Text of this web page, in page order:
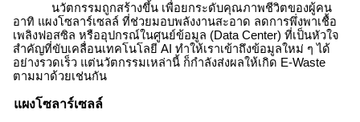
นวัตกรรมถูกสร้างขึ้น เพื่อยกระดับคุณภาพชีวิตของผู้คน
อาทิ แผงโซลาร์เซลล์ ที่ช่วยมอบพลังงานสะอาด ลดการพึ่งพาเชื้อ
เพลิงฟอสซิล หรืออุปกรณ์ในศูนย์ข้อมูล (Data Center) ที่เป็นหัวใจ
สำคัญที่ขับเคลื่อนเทคโนโลยี AI ทำให้เราเข้าถึงข้อมูลใหม่ ๆ ได้
อย่างรวดเร็ว แต่นวัตกรรมเหล่านี้ ก็กำลังส่งผลให้เกิด E-Waste
ตามมาด้วยเช่นกัน
แผงโซลาร์เซลล์